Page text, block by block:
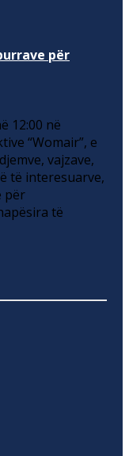
për
12:00 në
“Womair”, e
vajzave,
të interesuarve,
për
të